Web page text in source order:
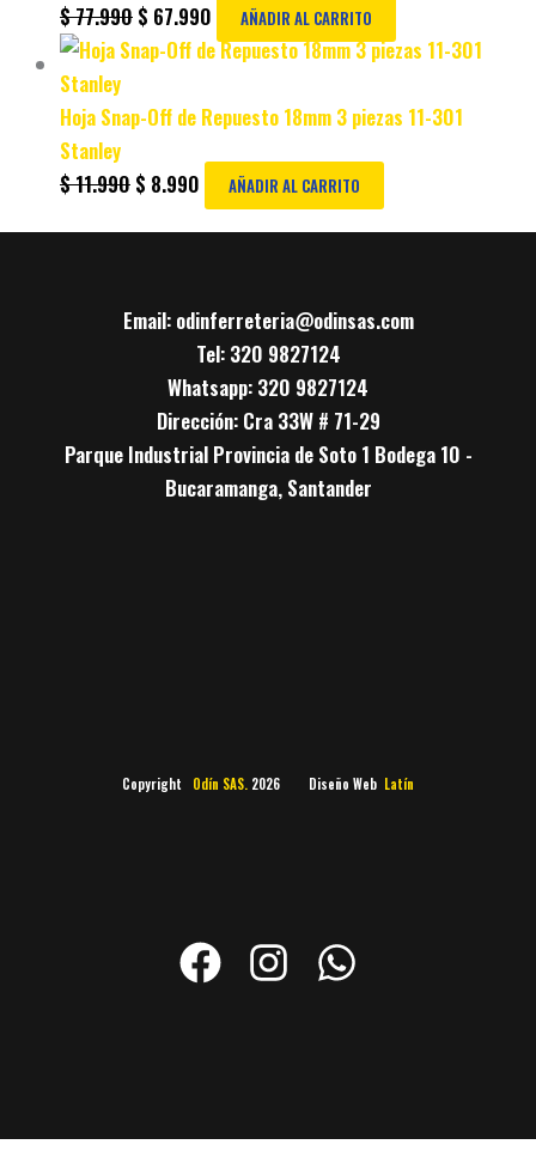
$77.990 $ 67.990 AÑADIR AL CARRITO
Hoja Snap-Off de Repuesto 18mm 3 piezas 11-301
Stanley
$11.990 $ 8.990 AÑADIR AL CARRITO
Email: odinferreteria@odinsas.com
Tel: 320 9827124
Whatsapp: 320 9827124
Dirección: Cra 33W # 71-29
Parque Industrial Provincia de Soto 1 Bodega 10 -
Bucaramanga, Santander
Copyright Odín SAS. 2026 Diseño Web Latín